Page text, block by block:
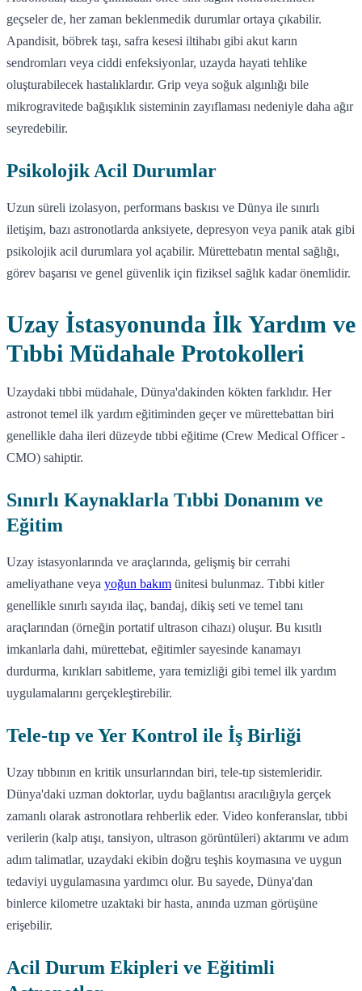
geçseler de, her zaman beklenmedik durumlar ortaya çıkabilir.
Apandisit, böbrek taşı, safra kesesi iltihabı gibi akut karın
sendromları veya ciddi enfeksiyonlar, uzayda hayati tehlike
oluşturabilecek hastalıklardır. Grip veya soğuk algınlığı bile
mikrogravitede bağışıklık sisteminin zayıflaması nedeniyle daha ağır
seyredebilir.
Psikolojik Acil Durumlar
Uzun süreli izolasyon, performans baskısı ve Dünya ile sınırlı
iletişim, bazı astronotlarda anksiyete, depresyon veya panik atak gibi
psikolojik acil durumlara yol açabilir. Mürettebatın mental sağlığı,
görev başarısı ve genel güvenlik için fiziksel sağlık kadar önemlidir.
Uzay İstasyonunda İlk Yardım ve
Tıbbi Müdahale Protokolleri
Uzaydaki tıbbi müdahale, Dünya'dakinden kökten farklıdır. Her
astronot temel ilk yardım eğitiminden geçer ve mürettebattan biri
genellikle daha ileri düzeyde tıbbi eğitime (Crew Medical Officer -
CMO) sahiptir.
Sınırlı Kaynaklarla Tıbbi Donanım ve
Eğitim
Uzay istasyonlarında ve araçlarında, gelişmiş bir cerrahi
ameliyathane veya yoğun bakım ünitesi bulunmaz. Tıbbi kitler
genellikle sınırlı sayıda ilaç, bandaj, dikiş seti ve temel tanı
araçlarından (örneğin portatif ultrason cihazı) oluşur. Bu kısıtlı
imkanlarla dahi, mürettebat, eğitimler sayesinde kanamayı
durdurma, kırıkları sabitleme, yara temizliği gibi temel ilk yardım
uygulamalarını gerçekleştirebilir.
Tele-tıp ve Yer Kontrol ile İş Birliği
Uzay tıbbının en kritik unsurlarından biri, tele-tıp sistemleridir.
Dünya'daki uzman doktorlar, uydu bağlantısı aracılığıyla gerçek
zamanlı olarak astronotlara rehberlik eder. Video konferanslar, tıbbi
verilerin (kalp atışı, tansiyon, ultrason görüntüleri) aktarımı ve adım
adım talimatlar, uzaydaki ekibin doğru teşhis koymasına ve uygun
tedaviyi uygulamasına yardımcı olur. Bu sayede, Dünya'dan
binlerce kilometre uzaktaki bir hasta, anında uzman görüşüne
erişebilir.
Acil Durum Ekipleri ve Eğitimli